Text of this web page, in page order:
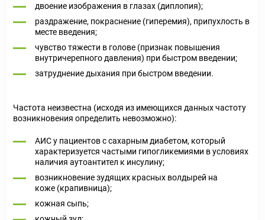
двоение изображения в глазах (диплопия);
раздражение, покраснение (гиперемия), припухлость в
месте введения;
чувство тяжести в голове (признак повышения
внутричерепного давления) при быстром введении;
затруднение дыхания при быстром введении.
Частота неизвестна (исходя из имеющихся данных частоту
возникновения определить невозможно):
АИС у пациентов с сахарным диабетом, который
характеризуется частыми гипогликемиями в условиях
наличия аутоантител к инсулину;
возникновение зудящих красных волдырей на
коже (крапивница);
кожная сыпь;